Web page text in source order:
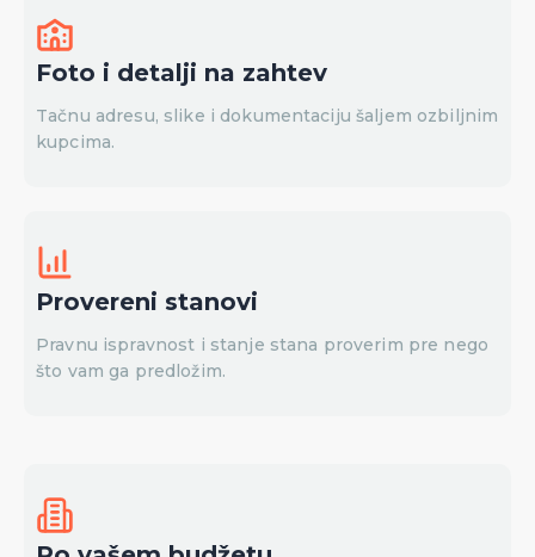
Foto i detalji na zahtev
Tačnu adresu, slike i dokumentaciju šaljem ozbiljnim
kupcima.
Provereni stanovi
Pravnu ispravnost i stanje stana proverim pre nego
što vam ga predložim.